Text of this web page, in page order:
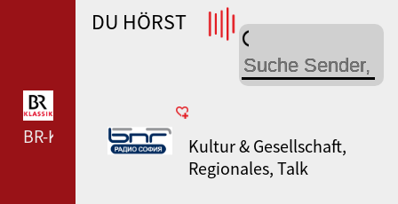
WDR 4 --- WDR 4 ---
BR-KLASSIK --- BR-KLASSIK ---
DU HÖRST
Kultur & Gesellschaft,
Regionales, Talk